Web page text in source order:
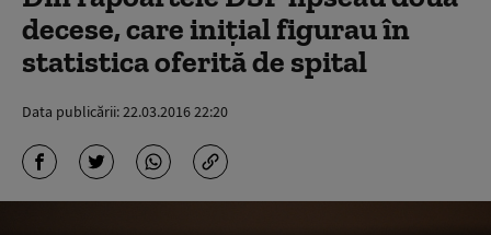
decese, care iniţial figurau în
statistica oferită de spital
Data publicării:22.03.2016 22:20